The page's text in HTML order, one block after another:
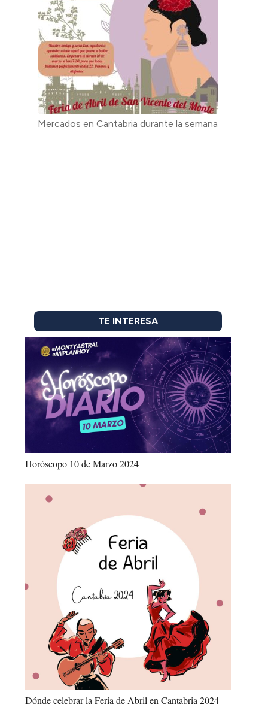
Mercados en Cantabria durante la semana
TE INTERESA
Horóscopo 10 de Marzo 2024
Dónde celebrar la Feria de Abril en Cantabria 2024